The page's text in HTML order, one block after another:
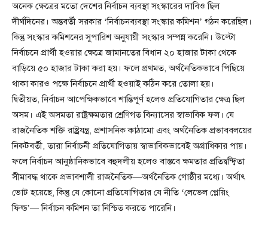
অনেক ক্ষেত্রের মতো দেশের নির্বাচন ব্যবস্থা সংস্কারের দাবিও ছিল
দীর্ঘদিনের। অন্তবর্তী সরকার ‘নির্বাচনব্যবস্থা সংস্কার কমিশন’ গঠন করেছিল।
কিন্তু সংস্কার কমিশনের সুপারিশ অনুযায়ী সংস্কার সম্পন্ন করেনি। উল্টো
নির্বাচনে প্রার্থী হওয়ার ক্ষেত্রে জামানতের বিধান ২০ হাজার টাকা থেকে
বাড়িয়ে ৫০ হাজার টাকা করা হয়। ফলে প্রথমত, অর্থনৈতিকভাবে পিছিয়ে
থাকা কারও পক্ষে নির্বাচনে প্রার্থী হওয়াই কঠিন করে তোলা হয়।
দ্বিতীয়ত, নির্বাচন আপেক্ষিকভাবে শান্তিপূর্ণ হলেও প্রতিযোগিতার ক্ষেত্র ছিল
অসম। এই অসমতা রাষ্ট্রক্ষমতার শ্রেণিগত বিন্যাসের স্বাভাবিক ফল। যে
রাজনৈতিক শক্তি রাষ্ট্রযন্ত্র, প্রশাসনিক কাঠামো এবং অর্থনৈতিক প্রভাববলয়ের
নিকটবর্তী, তারা নির্বাচনী প্রতিযোগিতায় স্বাভাবিকভাবেই অগ্রাধিকার পায়।
ফলে নির্বাচন আনুষ্ঠানিকভাবে বহুদলীয় হলেও বাস্তবে ক্ষমতার প্রতিদ্বন্দ্বিতা
সীমাবদ্ধ থাকে প্রভাবশালী রাজনৈতিক—অর্থনৈতিক গোষ্ঠীর মধ্যে। অর্থাৎ
ভোট হয়েছে, কিন্তু যে কোনো প্রতিযোগিতার যে নীতি ‘লেভেল প্লেয়িং
ফিল্ড’— নির্বাচন কমিশন তা নিশ্চিত করতে পারেনি।